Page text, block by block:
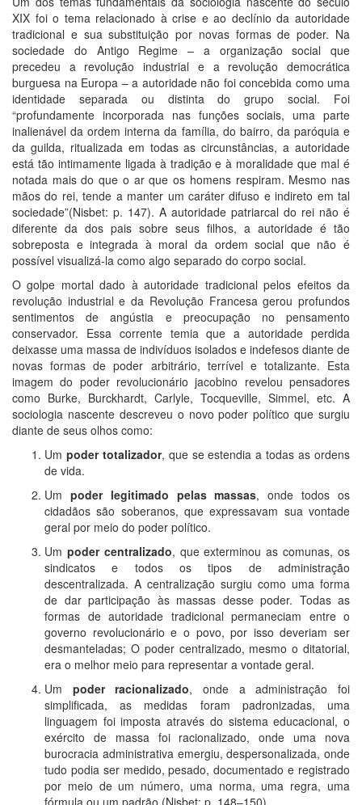
XIX foi o tema relacionado à crise e ao declínio da autoridade
tradicional e sua substituição por novas formas de poder. Na
sociedade do Antigo Regime – a organização social que
precedeu a revolução industrial e a revolução democrática
burguesa na Europa – a autoridade não foi concebida como uma
identidade separada ou distinta do grupo social. Foi
“profundamente incorporada nas funções sociais, uma parte
inalienável da ordem interna da família, do bairro, da paróquia e
da guilda, ritualizada em todas as circunstâncias, a autoridade
está tão intimamente ligada à tradição e à moralidade que mal é
notada mais do que o ar que os homens respiram. Mesmo nas
mãos do rei, tende a manter um caráter difuso e indireto em tal
sociedade”(Nisbet: p. 147). A autoridade patriarcal do rei não é
diferente da dos pais sobre seus filhos, a autoridade é tão
sobreposta e integrada à moral da ordem social que não é
possível visualizá-la como algo separado do corpo social.
O golpe mortal dado à autoridade tradicional pelos efeitos da
revolução industrial e da Revolução Francesa gerou profundos
sentimentos de angústia e preocupação no pensamento
conservador. Essa corrente temia que a autoridade perdida
deixasse uma massa de indivíduos isolados e indefesos diante de
novas formas de poder arbitrário, terrível e totalizante. Esta
imagem do poder revolucionário jacobino revelou pensadores
como Burke, Burckhardt, Carlyle, Tocqueville, Simmel, etc. A
sociologia nascente descreveu o novo poder político que surgiu
diante de seus olhos como:
Um poder totalizador, que se estendia a todas as ordens
de vida.
Um poder legitimado pelas massas, onde todos os
cidadãos são soberanos, que expressavam sua vontade
geral por meio do poder político.
Um poder centralizado, que exterminou as comunas, os
sindicatos e todos os tipos de administração
descentralizada. A centralização surgiu como uma forma
de dar participação às massas desse poder. Todas as
formas de autoridade tradicional permaneciam entre o
governo revolucionário e o povo, por isso deveriam ser
desmanteladas; O poder centralizado, mesmo o ditatorial,
era o melhor meio para representar a vontade geral.
Um poder racionalizado, onde a administração foi
simplificada, as medidas foram padronizadas, uma
linguagem foi imposta através do sistema educacional, o
exército de massa foi racionalizado, onde uma nova
burocracia administrativa emergiu, despersonalizada, onde
tudo podia ser medido, pesado, documentado e registrado
por meio de um número, uma norma, uma regra, uma
fórmula ou um padrão (Nisbet: p. 148–150).